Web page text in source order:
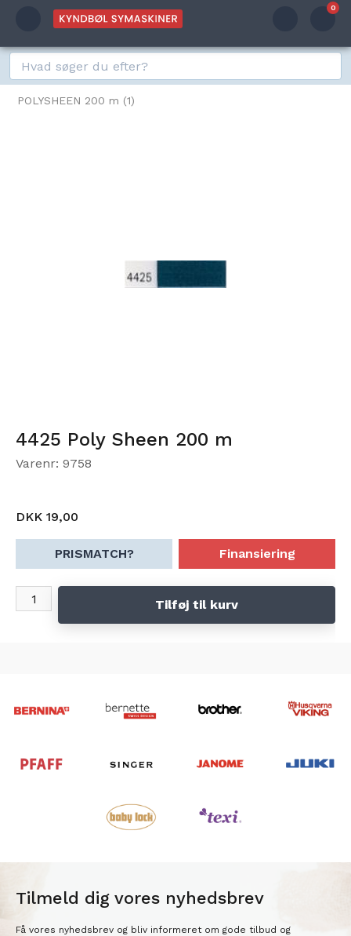
0
POLYSHEEN 200 m (1)
4425 Poly Sheen 200 m
Varenr: 9758
DKK 19,00
PRISMATCH? Finansiering
Tilføj til kurv
Tilmeld dig vores nyhedsbrev
Få vores nyhedsbrev og bliv informeret om gode tilbud og